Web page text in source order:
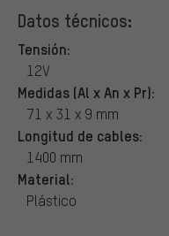
Datos técnicos:
Tensión:
12V
Medidas (Al x An x Pr):
71 x 31 x 9 mm
Longitud de cables:
1400 mm
Material:
Plástico